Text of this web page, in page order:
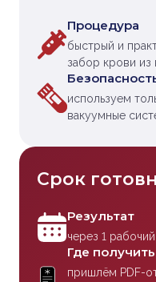
Процедура
быстрый и
забор крови из
используем
вакуумные
Срок
Результат
через 1
Где получить
пришлём PDF-